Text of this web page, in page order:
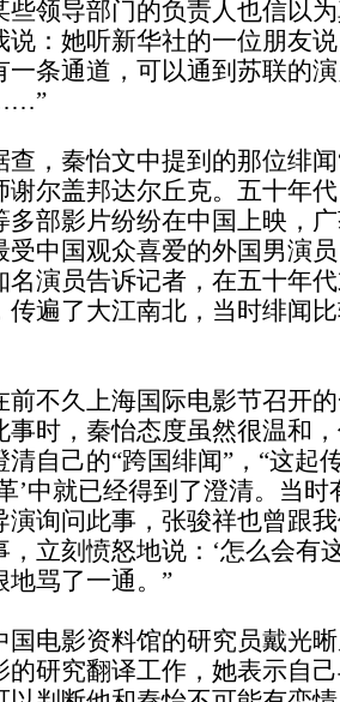
些领导部门的负责人也信以
说：她听新华社的一位朋友
一条通道，可以通到苏联的
秦怡文中提到的那位绯闻
谢尔盖邦达尔丘克。五十年
多部影片纷纷在中国上映，
受中国观众喜爱的外国男演
名演员告诉记者，在五十年
传遍了大江南北，当时绯闻
久上海国际电影节召开的
事时，秦怡态度虽然很温和
清自己的“跨国绯闻”，“这起
’中就已经得到了澄清。当
演询问此事，张骏祥也曾跟
，立刻愤怒地说：‘怎么会有
地骂了一通。”
影资料馆的研究员戴光晰
的研究翻译工作，她表示自